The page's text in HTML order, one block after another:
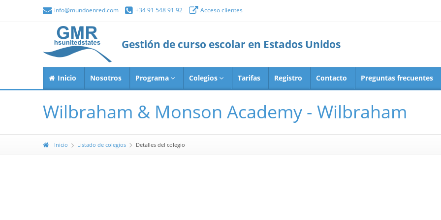
info@mundoenred.com +34 91 548 91 92 Acceso clientes
Gestión de curso escolar en Estados Unidos
Inicio Nosotros Programa Colegios Tarifas Registro Contacto Preguntas frecuentes
Wilbraham & Monson Academy - Wilbraham
Inicio Listado de colegios Detalles del colegio